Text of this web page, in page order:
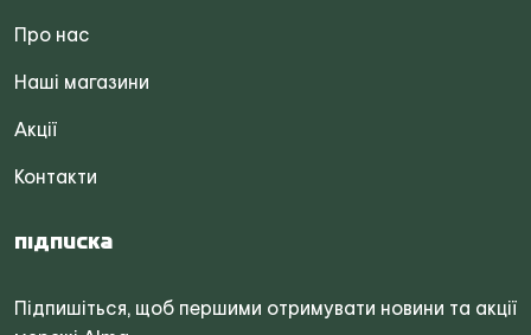
Про нас
Наші магазини
Акції
Контакти
Підписка
Підпишіться, щоб першими отримувати новини та акції